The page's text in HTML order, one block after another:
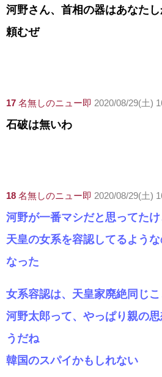
河野さん、首相の器はあなた
頼むぜ
17 名無しのニュー即 2020/08/29(土)
石破は無いわ
18 名無しのニュー即 2020/08/29(土)
河野が一番マシだと思ってたけ
天皇の女系を容認してるよう
なった
女系容認は、天皇家廃絶同じ
河野太郎って、やっぱり親の
うだね
韓国のスパイかもしれない